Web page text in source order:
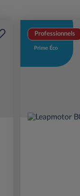
Professionnels
Prime Éco